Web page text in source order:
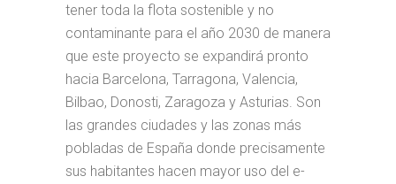
tener toda la flota sostenible y no
contaminante para el año 2030 de manera
que este proyecto se expandirá pronto
hacia Barcelona, Tarragona, Valencia,
Bilbao, Donosti, Zaragoza y Asturias. Son
las grandes ciudades y las zonas más
pobladas de España donde precisamente
sus habitantes hacen mayor uso del e-